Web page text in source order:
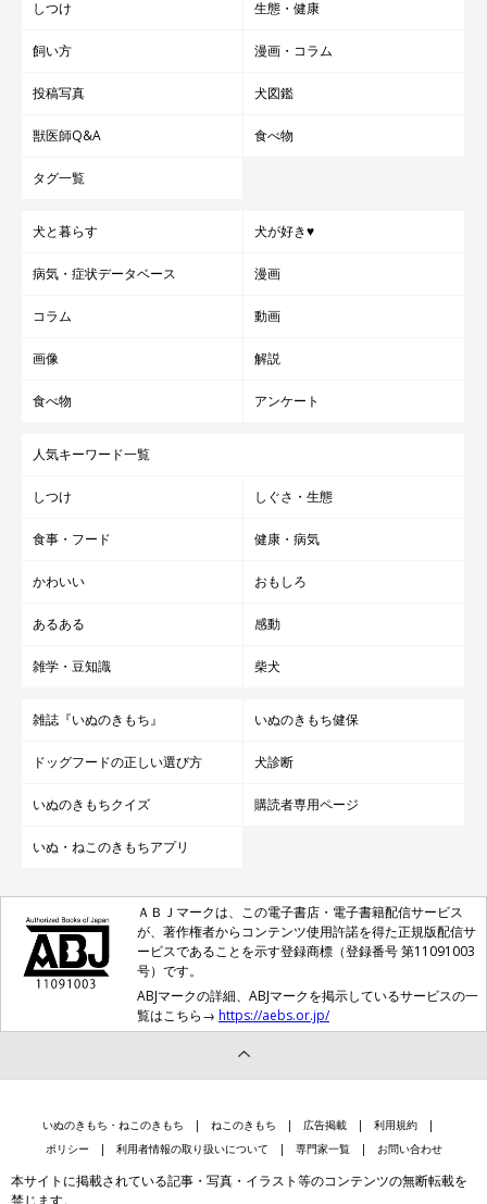
ミニチュア・ダックスフンドのコタロウくん
2019年オス部門で第1位を獲得した「コタロウ」は、2020年第7
第8位「マロン」
しつけ 生態・健康
飼い方 漫画・コラム
投稿写真 犬図鑑
獣医師Q&A 食べ物
タグ一覧
犬と暮らす 犬が好き♥
病気・症状データベース 漫画
コラム 動画
画像 解説
食べ物 アンケート
人気キーワード一覧
しつけ しぐさ・生態
食事・フード 健康・病気
かわいい おもしろ
あるある 感動
雑学・豆知識 柴犬
雑誌『いぬのきもち』 いぬのきもち健保
ドッグフードの正しい選び方 犬診断
いぬのきもちクイズ 購読者専用ページ
いぬ・ねこのきもちアプリ
ＡＢＪマークは、この電子書店・電子書籍配信サービス
が、著作権者からコンテンツ使用許諾を得た正規版配信サ
ービスであることを示す登録商標（登録番号 第11091003
号）です。
ABJマークの詳細、ABJマークを掲示しているサービスの一
覧はこちら→ https://aebs.or.jp/
いぬのきもち・ねこのきもち ねこのきもち 広告掲載
利用規約
ポリシー
利用者情報の取り扱いについて 専門家一覧 お問い合わせ
本サイトに掲載されている記事・写真・イラスト等のコンテンツの無断転載を
禁じます。